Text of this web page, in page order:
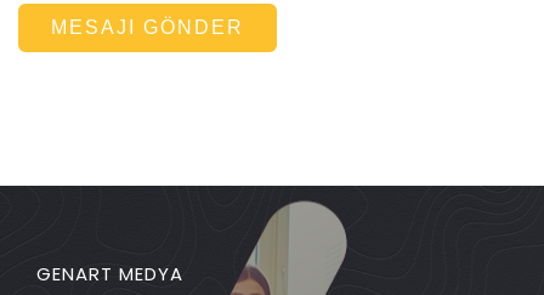
MESAJI GÖNDER
GENART MEDYA